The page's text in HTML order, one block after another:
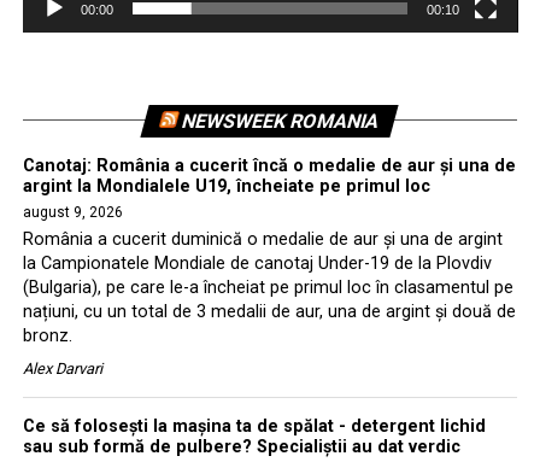
00:00 00:10
NEWSWEEK ROMANIA
Canotaj: România a cucerit încă o medalie de aur și una de
argint la Mondialele U19, încheiate pe primul loc
august 9, 2026
România a cucerit duminică o medalie de aur și una de argint
la Campionatele Mondiale de canotaj Under-19 de la Plovdiv
(Bulgaria), pe care le-a încheiat pe primul loc în clasamentul pe
națiuni, cu un total de 3 medalii de aur, una de argint și două de
bronz.
Alex Darvari
Ce să folosești la mașina ta de spălat - detergent lichid
sau sub formă de pulbere? Specialiștii au dat verdic